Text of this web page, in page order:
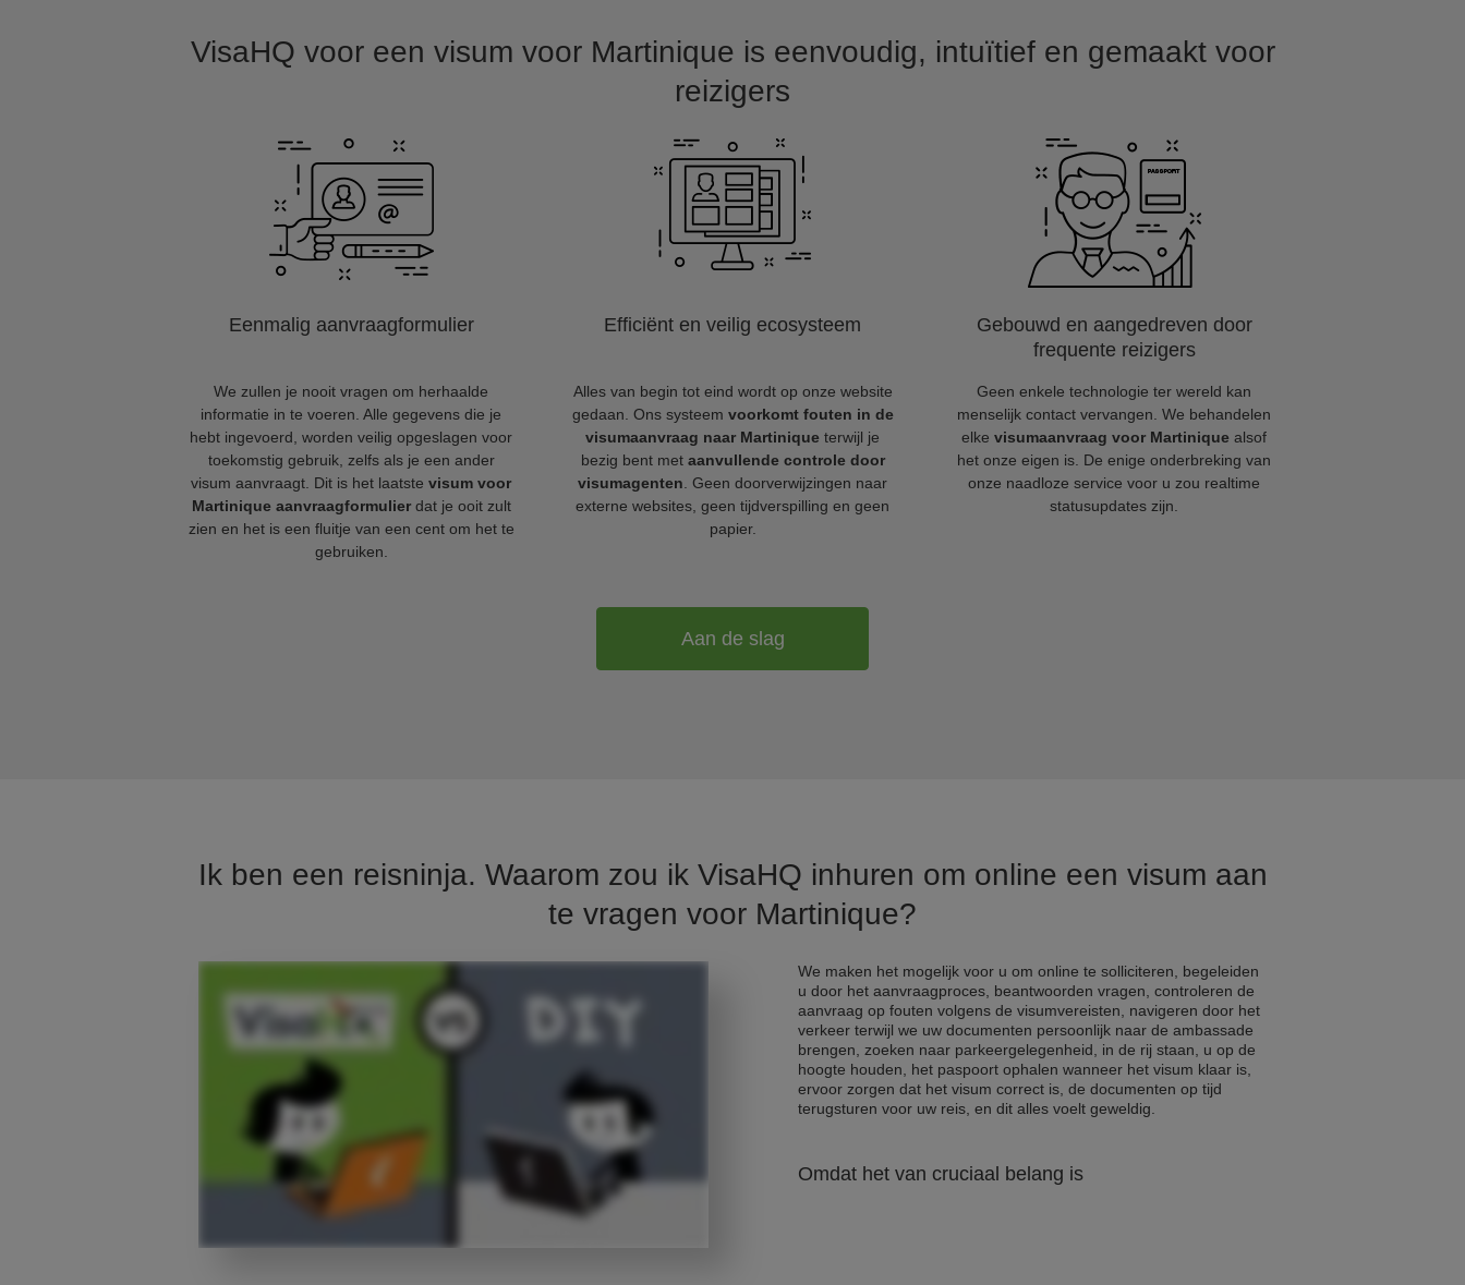
VisaHQ voor een visum voor Martinique is eenvoudig, intuïtief en gemaakt voor
reizigers
Eenmalig aanvraagformulier
We zullen je nooit vragen om herhaalde
informatie in te voeren. Alle gegevens die je
hebt ingevoerd, worden veilig opgeslagen voor
toekomstig gebruik, zelfs als je een ander
visum aanvraagt. Dit is het laatste visum voor
Martinique aanvraagformulierdat je ooit zult
zien en het is een fluitje van een cent om het te
gebruiken.
Efficiënt en veilig ecosysteem
Alles van begin tot eind wordt op onze website
gedaan. Ons systeem voorkomt fouten in de
visumaanvraag naar Martinique terwijl je
bezig bent met aanvullende controle door
visumagenten . Geen doorverwijzingen naar
externe websites, geen tijdverspilling en geen
papier.
Gebouwd en aangedreven door
frequente reizigers
Geen enkele technologie ter wereld kan
menselijk contact vervangen. We behandelen
elke visumaanvraag voor Martinique alsof
het onze eigen is. De enige onderbreking van
onze naadloze service voor u zou realtime
statusupdates zijn.
Aan de slag
Ik ben een reisninja. Waarom zou ik VisaHQ inhuren om online een visum aan
te vragen voor Martinique?
We maken het mogelijk voor u om online te solliciteren, begeleiden
u door het aanvraagproces, beantwoorden vragen, controleren de
aanvraag op fouten volgens de visumvereisten, navigeren door het
verkeer terwijl we uw documenten persoonlijk naar de ambassade
brengen, zoeken naar parkeergelegenheid, in de rij staan, u op de
hoogte houden, het paspoort ophalen wanneer het visum klaar is,
ervoor zorgen dat het visum correct is, de documenten op tijd
terugsturen voor uw reis, en dit alles voelt geweldig.
Omdat het van cruciaal belang is